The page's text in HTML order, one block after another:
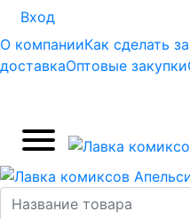
Вход
О компанииКак сделать
доставкаОптовые закупки